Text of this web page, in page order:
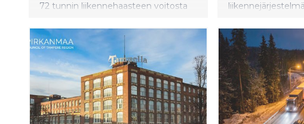
72 tunnin liikennehaasteen voitosta
voittajajoukkue kehittäisi Tampereen
Kaukajärvestä ihmisläheisen hygge-
kaupunginosan. Voittajatyötä kiitettiin
futuristiseksi, mutta nykytilanteen
huomioivaksi.
maakuntahallitus
lokakuuta
Päivityksestä
Pohjanmaan liitto
Pohjanmaan
toteutettiin
yhteistyössä